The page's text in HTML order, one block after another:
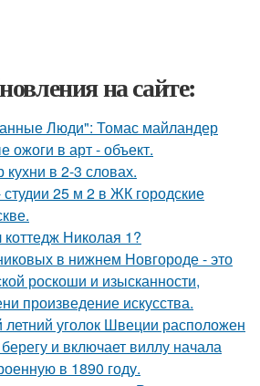
на сайте:
Люди": Томас майландер
ожоги в арт - объект.
в 2-3 словах.
25 м 2 в ЖК городские
Николая 1?
в нижнем Новгороде - это
роскоши и изысканности,
произведение искусства.
уголок Швеции расположен
и включает виллу начала
в 1890 году.